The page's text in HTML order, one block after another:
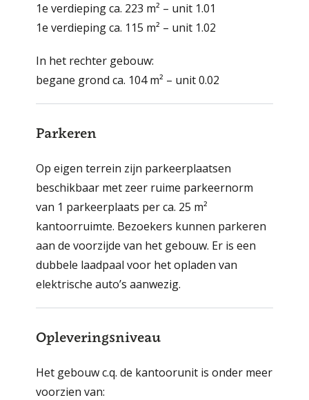
1e verdieping ca. 223 m² – unit 1.01
1e verdieping ca. 115 m² – unit 1.02
In het rechter gebouw:
begane grond ca. 104 m² – unit 0.02
Parkeren
Op eigen terrein zijn parkeerplaatsen
beschikbaar met zeer ruime parkeernorm
van 1 parkeerplaats per ca. 25 m²
kantoorruimte. Bezoekers kunnen parkeren
aan de voorzijde van het gebouw. Er is een
dubbele laadpaal voor het opladen van
elektrische auto’s aanwezig.
Opleveringsniveau
Het gebouw c.q. de kantoorunit is onder ­meer
voor­zien van: